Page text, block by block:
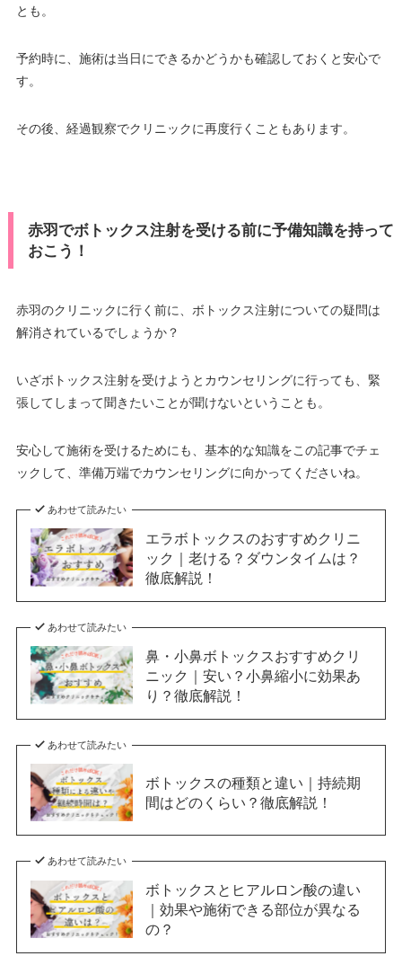
とも。
予約時に、施術は当日にできるかどうかも確認しておくと安心で
す。
その後、経過観察でクリニックに再度行くこともあります。
赤羽でボトックス注射を受ける前に予備知識を持って
おこう！
赤羽のクリニックに行く前に、ボトックス注射についての疑問は
解消されているでしょうか？
いざボトックス注射を受けようとカウンセリングに行っても、緊
張してしまって聞きたいことが聞けないということも。
安心して施術を受けるためにも、基本的な知識をこの記事でチェ
ックして、準備万端でカウンセリングに向かってくださいね。
あわせて読みたい
エラボトックスのおすすめクリニ
ック｜老ける？ダウンタイムは？
徹底解説！
あわせて読みたい
鼻・小鼻ボトックスおすすめクリ
ニック｜安い？小鼻縮小に効果あ
り？徹底解説！
あわせて読みたい
ボトックスの種類と違い｜持続期
間はどのくらい？徹底解説！
あわせて読みたい
ボトックスとヒアルロン酸の違い
｜効果や施術できる部位が異なる
の？